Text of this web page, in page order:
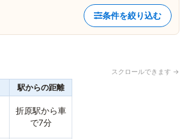
条件を絞り込む
スクロールできます →
駅からの距離
折原駅から車
で7分